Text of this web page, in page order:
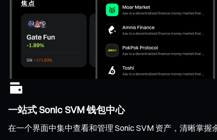
一站式 Sonic SVM 钱包中心
在一个界面中集中查看和管理 Sonic SVM 资产，清晰掌